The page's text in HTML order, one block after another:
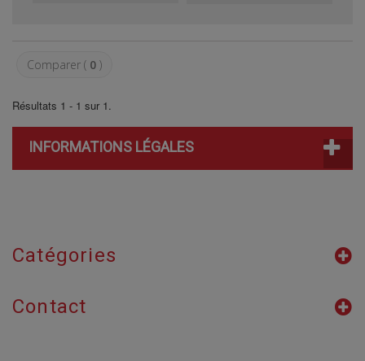
Comparer ( 0 )
Résultats 1 - 1 sur 1.
INFORMATIONS LÉGALES
Catégories
Contact